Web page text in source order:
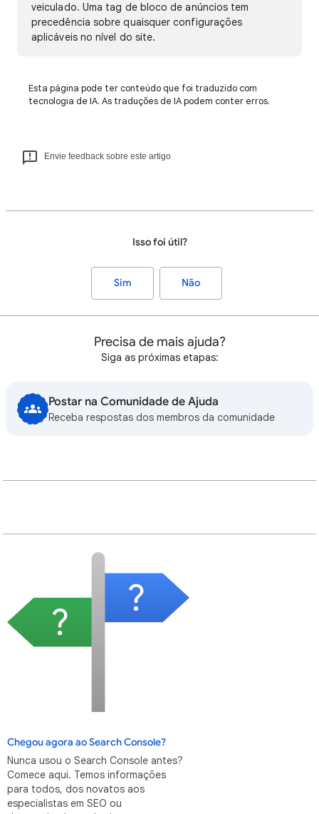
veiculado. Uma tag de bloco de anúncios tem
precedência sobre quaisquer configurações
aplicáveis no nível do site.
Esta página pode ter conteúdo que foi traduzido com
tecnologia de IA. As traduções de IA podem conter erros.
Envie feedback sobre este artigo
Isso foi útil?
Sim Não
Precisa de mais ajuda?
Siga as próximas etapas:
Postar na Comunidade de Ajuda
Receba respostas dos membros da comunidade
Chegou agora ao Search Console?
Nunca usou o Search Console antes?
Comece aqui. Temos informações
para todos, dos novatos aos
especialistas em SEO ou